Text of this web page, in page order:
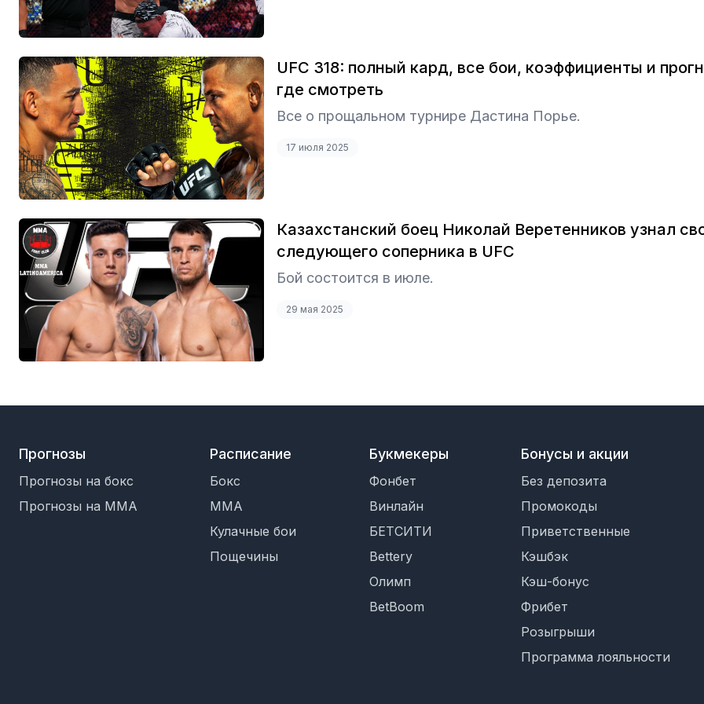
UFC 318: полный кард, все бои, коэффициенты и
где смотреть
Все о прощальном турнире Дастина Порье.
17 июля 2025
Казахстанский боец Николай Веретенников узнал
следующего соперника в UFC
Бой состоится в июле.
29 мая 2025
Прогнозы
Прогнозы на бокс
Прогнозы на MMA
Расписание
Бокс
MMA
Кулачные бои
Пощечины
Букмекеры
Фонбет
Винлайн
БЕТСИТИ
Bettery
Олимп
BetBoom
Бонусы и акции
Без депозита
Промокоды
Приветственные
Кэшбэк
Кэш-бонус
Фрибет
Розыгрыши
Программа лояльности